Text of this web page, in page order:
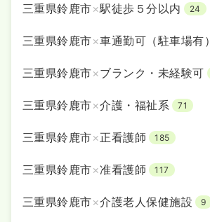
三重県鈴鹿市×駅徒歩５分以内 24
三重県鈴鹿市×車通勤可（駐車場有）
三重県鈴鹿市×ブランク・未経験可
三重県鈴鹿市×介護・福祉系 71
三重県鈴鹿市×正看護師 185
三重県鈴鹿市×准看護師 117
三重県鈴鹿市×介護老人保健施設 9